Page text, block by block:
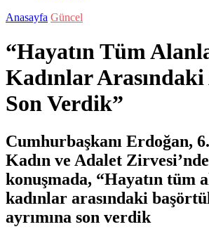
Anasayfa Güncel
“Hayatın Tüm
Kadınlar Arasındaki
Son Verdik”
Cumhurbaşkanı Erdoğan,
Kadın ve Adalet Zirvesi’nde
konuşmada, “Hayatın tüm
kadınlar arasındaki
ayrımına son verdik